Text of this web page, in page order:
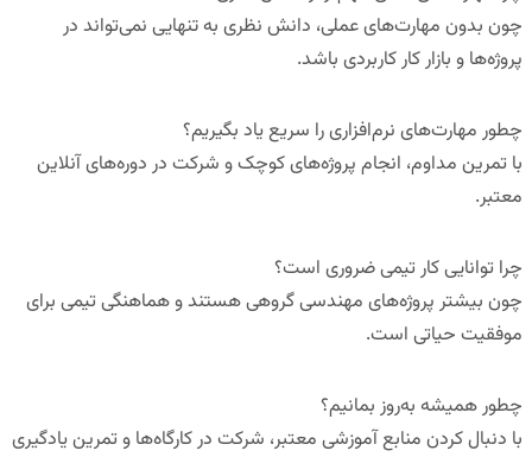
چون بدون مهارت‌های عملی، دانش نظری به تنهایی نمی‌تواند در
پروژه‌ها و بازار کار کاربردی باشد.
چطور مهارت‌های نرم‌افزاری را سریع یاد بگیریم؟
با تمرین مداوم، انجام پروژه‌های کوچک و شرکت در دوره‌های آنلاین
معتبر.
چرا توانایی کار تیمی ضروری است؟
چون بیشتر پروژه‌های مهندسی گروهی هستند و هماهنگی تیمی برای
موفقیت حیاتی است.
چطور همیشه به‌روز بمانیم؟
با دنبال کردن منابع آموزشی معتبر، شرکت در کارگاه‌ها و تمرین یادگیری